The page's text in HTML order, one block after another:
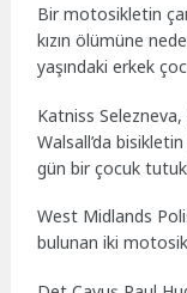
Bir motosikletin
kızın ölümüne
yaşındaki erkek
Katniss
Walsall’da
gün bir çocuk
West Midlands
bulunan iki